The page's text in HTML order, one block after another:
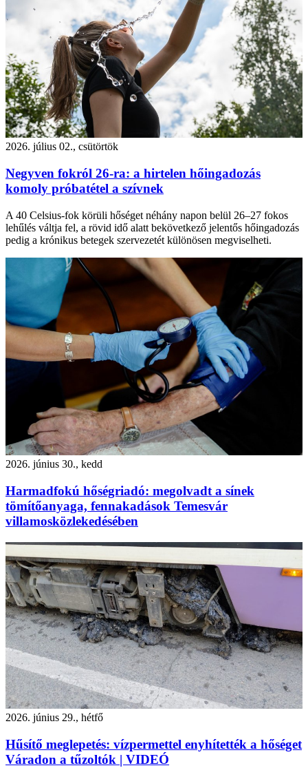
2026. július 02., csütörtök
Negyven fokról 26-ra: a hirtelen hőingadozás
komoly próbatétel a szívnek
A 40 Celsius-fok körüli hőséget néhány napon belül 26–27 fokos
lehűlés váltja fel, a rövid idő alatt bekövetkező jelentős hőingadozás
pedig a krónikus betegek szervezetét különösen megviselheti.
2026. június 30., kedd
Harmadfokú hőségriadó: megolvadt a sínek
tömítőanyaga, fennakadások Temesvár
villamosközlekedésében
2026. június 29., hétfő
Hűsítő meglepetés: vízpermettel enyhítették a hőséget
Váradon a tűzoltók | VIDEÓ